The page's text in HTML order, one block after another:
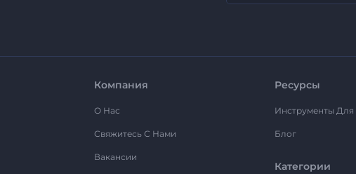
Компания
О Нас
Свяжитесь С Нами
Вакансии
Ресурсы
Инструменты Для
Блог
Категории